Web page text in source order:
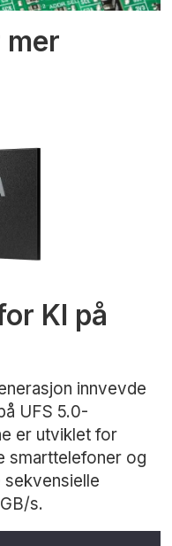
mer
KI på
innvevde
UFS 5.0-
er utviklet for
smarttelefoner og
s.